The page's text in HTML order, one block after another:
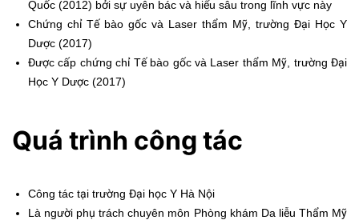
Quốc (2012) bởi sự uyên bác và hiểu sâu trong lĩnh vực này
Chứng chỉ Tế bào gốc và Laser thẩm Mỹ, trường Đại Học Y
Dược (2017)
Được cấp chứng chỉ Tế bào gốc và Laser thẩm Mỹ, trường Đại
Học Y Dược (2017)
Quá trình công tác
Công tác tại trường Đại học Y Hà Nội
Là người phụ trách chuyên môn Phòng khám Da liễu Thẩm Mỹ